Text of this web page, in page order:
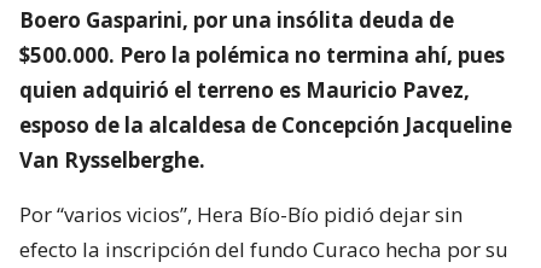
Boero Gasparini, por una insólita deuda de
$500.000. Pero la polémica no termina ahí, pues
quien adquirió el terreno es Mauricio Pavez,
esposo de la alcaldesa de Concepción Jacqueline
Van Rysselberghe.
Por “varios vicios”, Hera Bío-Bío pidió dejar sin
efecto la inscripción del fundo Curaco hecha por su